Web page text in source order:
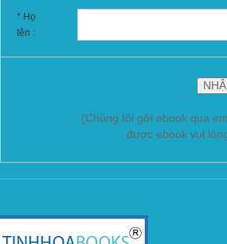
* Họ
tên :
(Chúng tôi gởi ebook qua
được ebook vui